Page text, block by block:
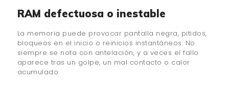
RAM defectuosa o inestable
La memoria puede provocar pantalla negra, pitidos,
bloqueos en el inicio o reinicios instantáneos. No
siempre se nota con antelación, y a veces el fallo
aparece tras un golpe, un mal contacto o calor
acumulado.